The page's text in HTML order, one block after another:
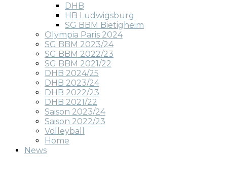
DHB
HB Ludwigsburg
SG BBM Bietigheim
Olympia Paris 2024
SG BBM 2023/24
SG BBM 2022/23
SG BBM 2021/22
DHB 2024/25
DHB 2023/24
DHB 2022/23
DHB 2021/22
Saison 2023/24
Saison 2022/23
Volleyball
Home
News